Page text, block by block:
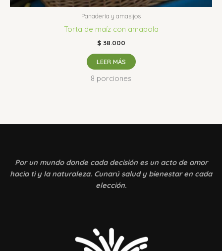
Panadería y amasijos
Torta de maíz con amapola
$38.000
LEER MÁS
8 porciones
Por un mundo donde cada decisión es un acto de amor
hacia ti y la naturaleza. Cunarú salud y bienestar en cada
elección.